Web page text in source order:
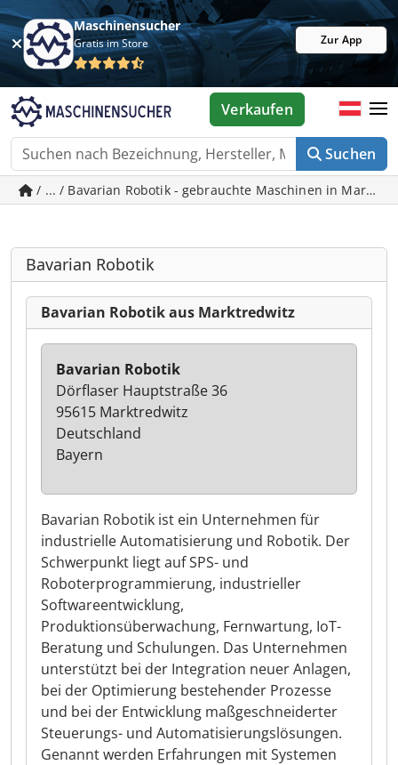
Maschinensucher
Gratis im Store Zur App
Suchen
Verkaufen
/ ... / Bavarian Robotik - gebrauchte Maschinen in
Bavarian Robotik
Bavarian Robotik aus Marktredwitz
Bavarian Robotik ist ein Unternehmen für
industrielle Automatisierung und Robotik. Der
Schwerpunkt liegt auf SPS- und
Roboterprogrammierung, industrieller
Softwareentwicklung,
Produktionsüberwachung, Fernwartung, IoT-
Beratung und Schulungen. Das Unternehmen
unterstützt bei der Integration neuer Anlagen,
bei der Optimierung bestehender Prozesse
und bei der Entwicklung maßgeschneiderter
Steuerungs- und Automatisierungslösungen.
Genannt werden Erfahrungen mit Systemen
Bavarian Robotik
Dörflaser Hauptstraße 36
95615 Marktredwitz
Deutschland
Bayern